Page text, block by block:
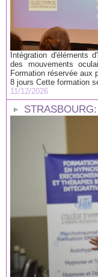
Intégration d'éléments
des mouvements
Formation réservée aux
8 jours Cette formation
11/12/2026